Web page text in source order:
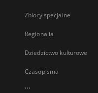
Zbiory specjalne
Regionalia
Dziedzictwo kulturowe
Czasopisma
...